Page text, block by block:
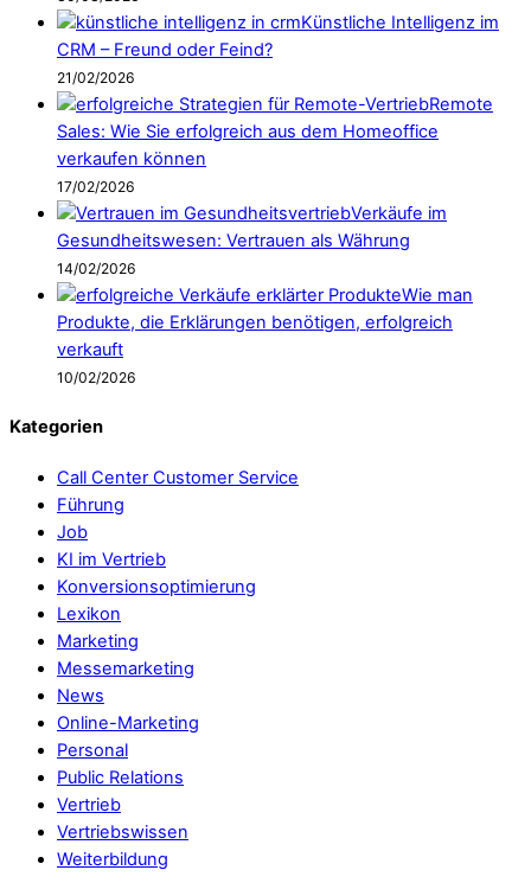
Künstliche Intelligenz im
CRM – Freund oder Feind?
21/02/2026
Remote
Sales: Wie Sie erfolgreich aus dem Homeoffice
verkaufen können
17/02/2026
Verkäufe im
Gesundheitswesen: Vertrauen als Währung
14/02/2026
Wie man
Produkte, die Erklärungen benötigen, erfolgreich
verkauft
10/02/2026
Kategorien
Call Center Customer Service
Führung
Job
KI im Vertrieb
Konversionsoptimierung
Lexikon
Marketing
Messemarketing
News
Online-Marketing
Personal
Public Relations
Vertrieb
Vertriebswissen
Weiterbildung